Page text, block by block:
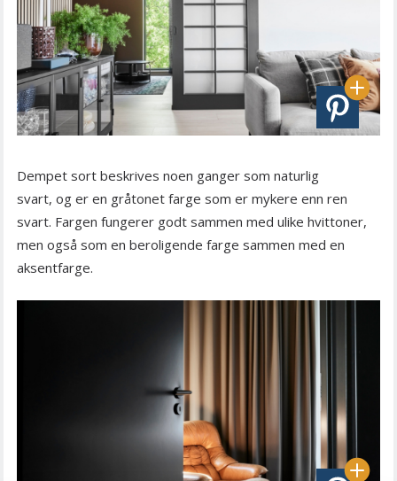
Dempet sort beskrives noen ganger som naturlig
svart, og er en gråtonet farge som er mykere enn ren
svart. Fargen fungerer godt sammen med ulike hvittoner,
men også som en beroligende farge sammen med en
aksentfarge.